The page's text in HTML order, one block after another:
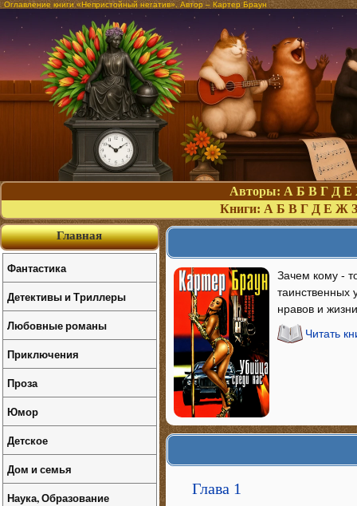
Оглавление книги «Непристойный негатив». Автор – Картер Браун
Авторы: А Б В Г Д Е
Книги: А Б В Г Д Е Ж З
Зачем кому -
таинственных
нравов и
Читать
Глава 1
Главная
Фантастика
Детективы и Триллеры
Любовные романы
Приключения
Проза
Юмор
Детское
Дом и семья
Наука, Образование